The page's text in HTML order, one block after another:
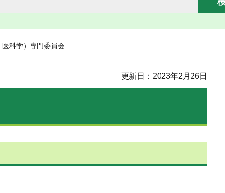
科学）専門委員会
更新日：2023年2月26日